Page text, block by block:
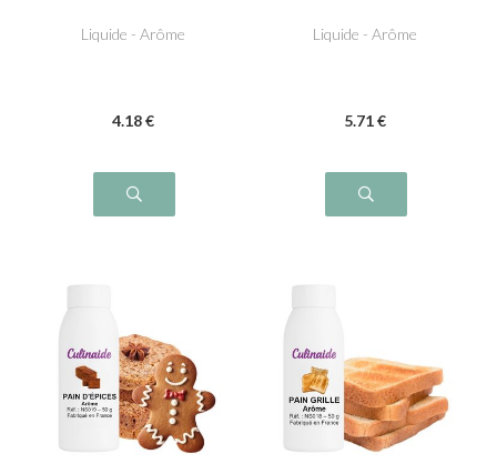
Liquide - Arôme
4.18 €
Liquide - Arôme
5.71 €